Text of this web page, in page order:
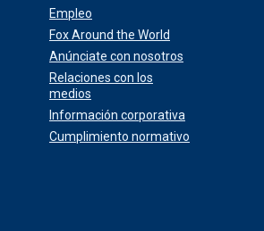
Empleo
Fox Around the World
Anúnciate con nosotros
Relaciones con los
medios
Información corporativa
Cumplimiento normativo